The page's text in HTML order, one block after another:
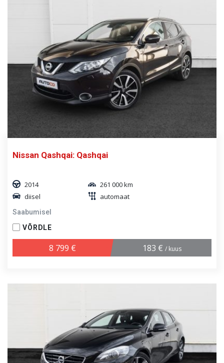
Nissan Qashqai: Qashqai
2014
261 000 km
diisel
automaat
Saabumisel
VÕRDLE
8 799 € 183 € / kuus